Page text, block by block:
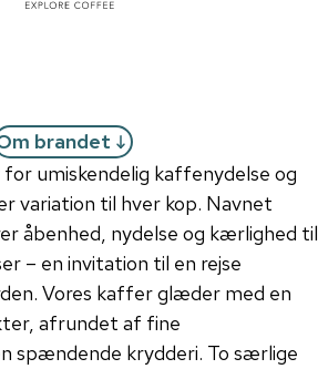
brandet
umiskendelig kaffenydelse og
variation til hver kop. Navnet
åbenhed, nydelse og kærlighed til
– en invitation til en rejse
Vores kaffer glæder med en
afrundet af fine
spændende krydderi. To særlige